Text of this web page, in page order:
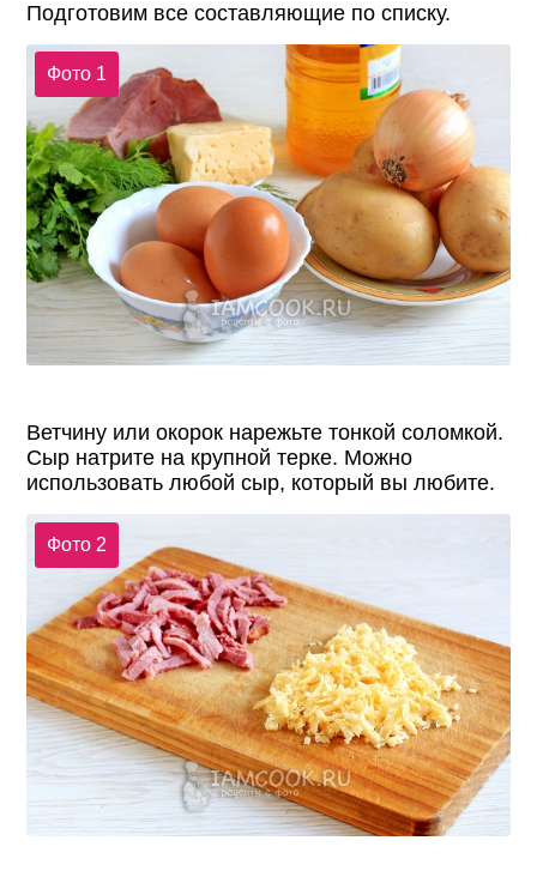
Подготовим все составляющие по списку.
Фото 1
Ветчину или окорок нарежьте тонкой соломкой.
Сыр натрите на крупной терке. Можно
использовать любой сыр, который вы любите.
Фото 2